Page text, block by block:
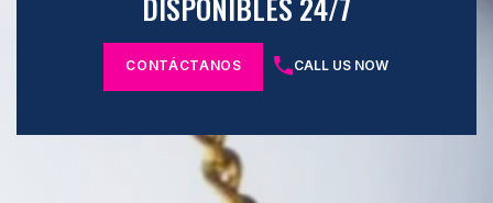
DISPONIBLES 24/7
CONTÁCTANOS CALL US NOW